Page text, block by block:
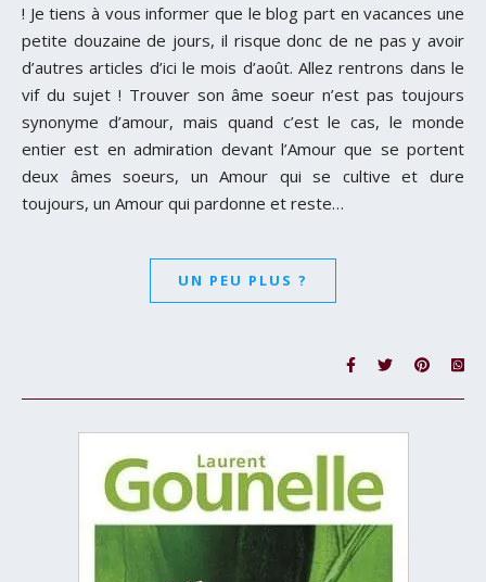
! Je tiens à vous informer que le blog part en vacances une
petite douzaine de jours, il risque donc de ne pas y avoir
d’autres articles d’ici le mois d’août. Allez rentrons dans le
vif du sujet ! Trouver son âme soeur n’est pas toujours
synonyme d’amour, mais quand c’est le cas, le monde
entier est en admiration devant l’Amour que se portent
deux âmes soeurs, un Amour qui se cultive et dure
toujours, un Amour qui pardonne et reste…
UN PEU PLUS ?